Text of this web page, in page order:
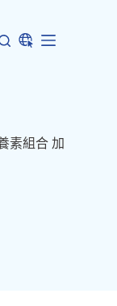
素組合 加